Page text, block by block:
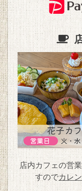
店内カフェの営
すのでカレ